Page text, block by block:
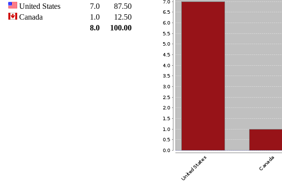
United States
7.0
87.50
Canada
1.0
12.50
8.0
100.00